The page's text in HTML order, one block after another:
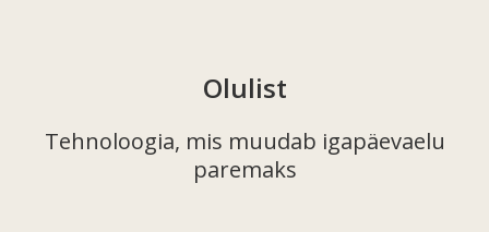
Olulist
Tehnoloogia, mis muudab igapäevaelu
paremaks